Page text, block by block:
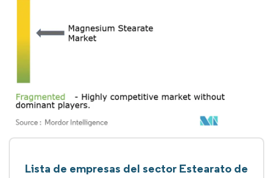
Lista de empresas del sector Estearato de